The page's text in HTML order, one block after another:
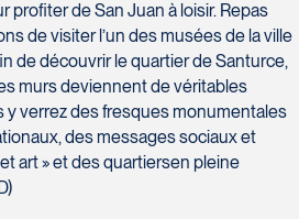
profiter de San Juan à loisir. Repas
de visiter l’un des musées de la ville
de découvrir le quartier de Santurce,
murs deviennent de véritables
y verrez des fresques monumentales
des messages sociaux et
art » et des quartiersen pleine
- Suite
686-0049